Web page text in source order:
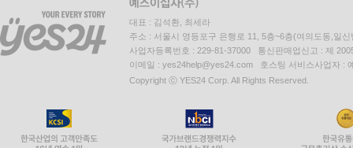
대표 : 김석환, 최세라
주소 : 서울시 영등포구 은행로 11, 5층~6층(여의도동,일신
사업자등록번호 : 229-81-37000 통신판매업신고 : 제
이메일 : yes24help@yes24.com 호스팅 서비스사업자 :
Copyright ⓒ YES24 Corp. All Rights Reserved.